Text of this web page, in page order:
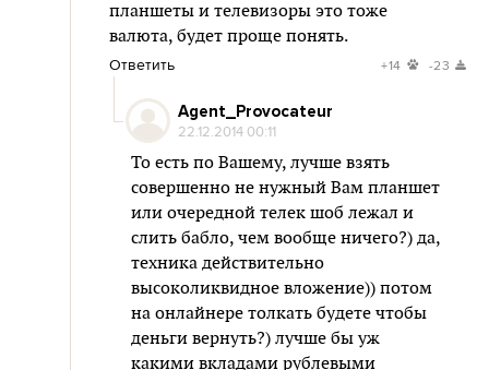
планшеты и телевизоры это тоже
валюта, будет проще понять.
Ответить +14 -23
Agent_Provocateur
22.12.2014 00:11
То есть по Вашему, лучше взять
совершенно не нужный Вам планшет
или очередной телек шоб лежал и
слить бабло, чем вообще ничего?) да,
техника действительно
высоколиквидное вложение)) потом
на онлайнере толкать будете чтобы
деньги вернуть?) лучше бы уж
какими вкладами рублевыми